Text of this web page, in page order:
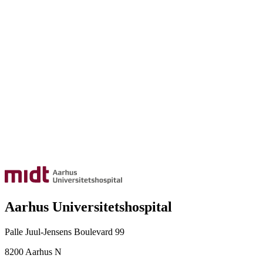
Aarhus Universitetshospital
Palle Juul-Jensens Boulevard 99
8200 Aarhus N